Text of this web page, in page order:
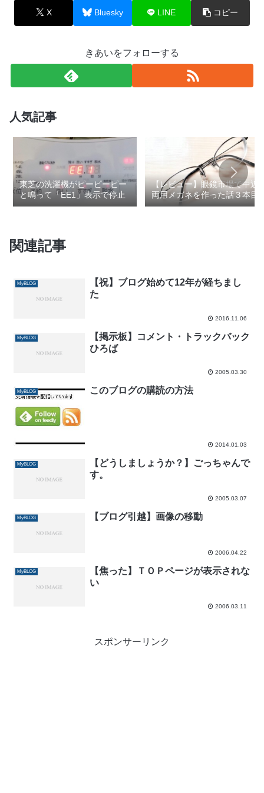
X Bluesky LINE コピー
きあいをフォローする
人気記事
東芝の洗濯機がピーピーピー
と鳴って「EE1」表示で停止
【レビュー】眼鏡市場で中近
両用メガネを作った話３本目
関連記事
MyBLOG
【祝】ブログ始めて12年が経ちまし
た
2016.11.06
MyBLOG
【掲示板】コメント・トラックバック
ひろば
2005.03.30
MyBLOG このブログの購読の方法
2014.01.03
MyBLOG
【どうしましょうか？】ごっちゃんで
す。
2005.03.07
MyBLOG 【ブログ引越】画像の移動
2006.04.22
MyBLOG
【焦った】ＴＯＰページが表示されな
い
2006.03.11
スポンサーリンク